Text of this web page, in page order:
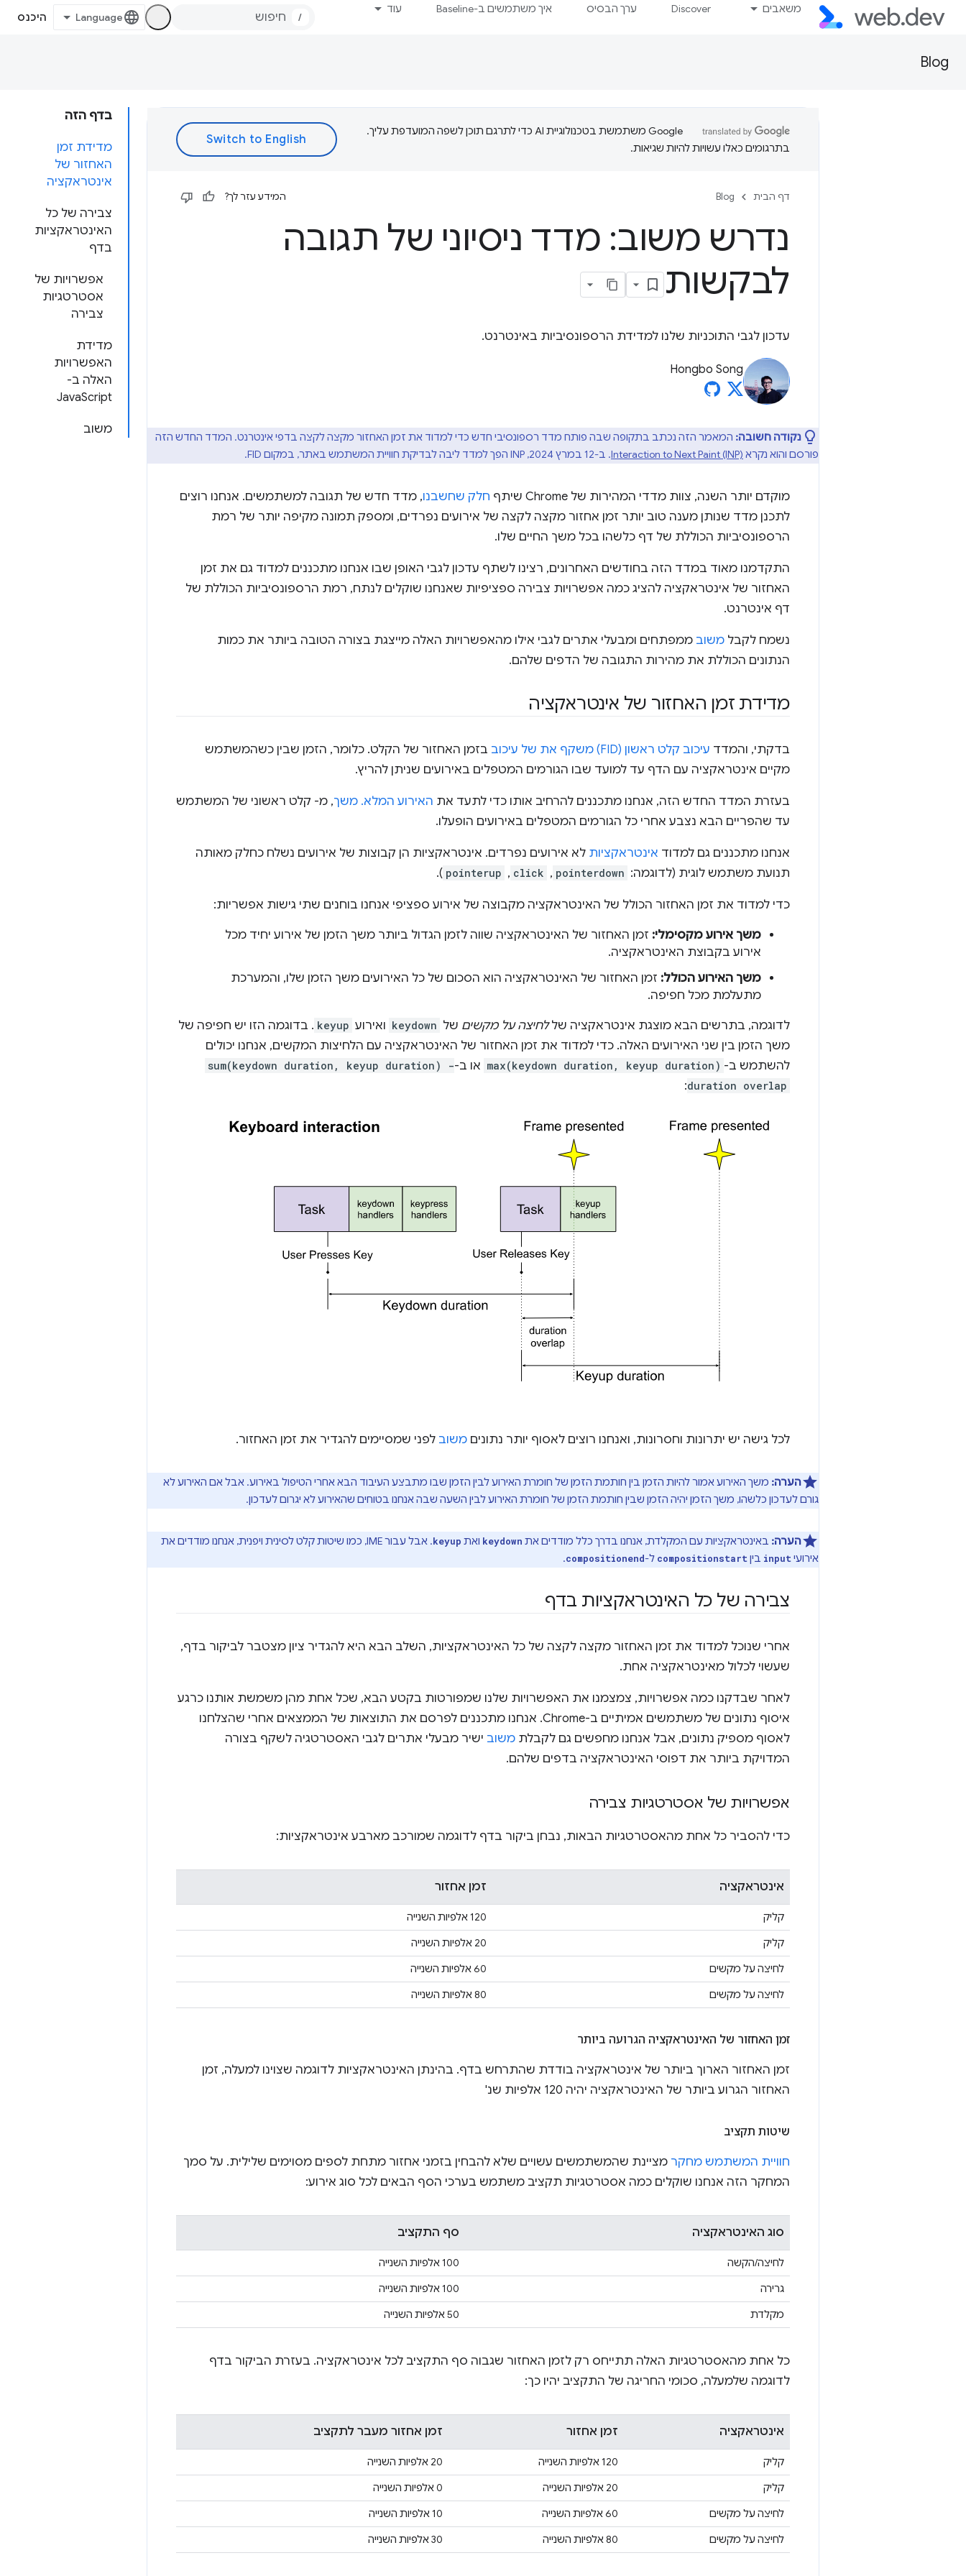
משאבים Discover ערך הבסיס איך משתמשים ב-Baseline עוד
/ היכנס
Blog
בדף הזה
מדידת זמן
האחזור של
אינטראקציה
צבירה של כל
האינטראקציות
בדף
אפשרויות של
אסטרטגיות
צבירה
מדידת
האפשרויות
האלה ב-
JavaScript
משוב
‫Google משתמשת בטכנולוגיית AI כדי לתרגם תוכן לשפה המועדפת עליך.
בתרגומים כאלו עשויות להיות שגיאות.
דף הבית Blog המידע עזר לך?
נדרש משוב: מדד ניסיוני של תגובה
לבקשות
עדכון לגבי התוכניות שלנו למדידת הרספונסיביות באינטרנט.
Hongbo Song
נקודה חשובה: המאמר הזה נכתב בתקופה שבה פותח מדד רספונסיבי חדש כדי למדוד את זמן האחזור מקצה לקצה בדפי אינטרנט. המדד החדש הזה
פורסם והוא נקרא Interaction to Next Paint (INP). ב-12 במרץ 2024, INP הפך למדד ליבה לבדיקת חוויית המשתמש באתר, במקום FID.
מוקדם יותר השנה, צוות מדדי המהירות של Chrome שיתף חלק שחשבנו, מדד חדש של תגובה למשתמשים. אנחנו רוצים
לתכנן מדד שנותן מענה טוב יותר זמן אחזור מקצה לקצה של אירועים נפרדים, ומספק תמונה מקיפה יותר של רמת
הרספונסיביות הכוללת של דף כלשהו בכל משך החיים שלו.
התקדמנו מאוד במדד הזה בחודשים האחרונים, רצינו לשתף עדכון לגבי האופן שבו אנחנו מתכננים למדוד גם את זמן
האחזור של אינטראקציה להציג כמה אפשרויות צבירה ספציפיות שאנחנו שוקלים לנתח, רמת הרספונסיביות הכוללת של
דף אינטרנט.
נשמח לקבל משוב ממפתחים ומבעלי אתרים לגבי אילו מהאפשרויות האלה מייצגת בצורה הטובה ביותר את כמות
הנתונים הכוללת את מהירות התגובה של הדפים שלהם.
מדידת זמן האחזור של אינטראקציה
בדקתי, והמדד עיכוב קלט ראשון (FID) משקף את של עיכוב
בזמן האחזור של הקלט. כלומר, הזמן שבין כשהמשתמש
מקיים אינטראקציה עם הדף עד למועד שבו הגורמים המטפלים באירועים שניתן להריץ.
בעזרת המדד החדש הזה, אנחנו מתכננים להרחיב אותו כדי לתעד את האירוע המלא. משך, מ- קלט ראשוני של המשתמש
עד שהפריים הבא נצבע אחרי כל הגורמים המטפלים באירועים הופעלו.
אנחנו מתכננים גם למדוד אינטראקציות לא אירועים נפרדים. אינטראקציות הן קבוצות של אירועים נשלח כחלק מאותה
תנועת משתמש לוגית (לדוגמה: pointerdown
,
click
,
pointerup
).
כדי למדוד את זמן האחזור הכולל של האינטראקציה מקבוצה של אירוע ספציפי אנחנו בוחנים שתי גישות אפשריות:
משך אירוע מקסימלי: זמן האחזור של האינטראקציה שווה לזמן הגדול ביותר משך הזמן של אירוע יחיד מכל
אירוע בקבוצת האינטראקציה.
משך האירוע הכולל: זמן האחזור של האינטראקציה הוא הסכום של כל האירועים משך הזמן שלו, והמערכת
מתעלמת מכל חפיפה.
לדוגמה, בתרשים הבא מוצגת אינטראקציה שללחיצה על מקשים של keydown ואירוע keyup . בדוגמה הזו יש חפיפה של
משך הזמן בין שני האירועים האלה. כדי למדוד את זמן האחזור של האינטראקציה עם הלחיצות המקשים, אנחנו יכולים
להשתמש ב- max(keydown duration, keyup duration) או ב-sum(keydown duration, keyup duration) -
duration overlap
:
לכל גישה יש יתרונות וחסרונות, ואנחנו רוצים לאסוף יותר נתונים משוב לפני שמסיימים להגדיר את זמן האחזור.
הערה: משך האירוע אמור להיות הזמן בין חותמת הזמן של חומרת האירוע לבין הזמן שבו מתבצע העיבוד הבא אחרי הטיפול באירוע. אבל אם האירוע לא
גורם לעדכון כלשהו, משך הזמן יהיה הזמן שבין חותמת הזמן של חומרת האירוע לבין השעה שבה אנחנו בטוחים שהאירוע לא יגרום לעדכון.
הערה: באינטראקציות עם המקלדת, אנחנו בדרך כלל מודדים את keydown ואת keyup
. אבל עבור IME, כמו שיטות קלט לסינית ויפנית, אנחנו מודדים את
אירועיinput ביןcompositionstart ל-compositionend
.
צבירה של כל האינטראקציות בדף
אחרי שנוכל למדוד את זמן האחזור מקצה לקצה של כל האינטראקציות, השלב הבא היא להגדיר ציון מצטבר לביקור בדף,
שעשוי לכלול מאינטראקציה אחת.
לאחר שבדקנו כמה אפשרויות, צמצמנו את האפשרויות שלנו שמפורטות בקטע הבא, שכל אחת מהן משמשת אותנו כרגע
איסוף נתונים של משתמשים אמיתיים ב-Chrome. אנחנו מתכננים לפרסם את התוצאות של הממצאים אחרי שהצלחנו
לאסוף מספיק נתונים, אבל אנחנו מחפשים גם לקבלת משוב ישיר מבעלי אתרים לגבי האסטרטגיה לשקף בצורה
המדויקת ביותר את דפוסי האינטראקציה בדפים שלהם.
אפשרויות של אסטרטגיות צבירה
כדי להסביר כל אחת מהאסטרטגיות הבאות, נבחן ביקור בדף לדוגמה שמורכב מארבע אינטראקציות:
אינטראקציה זמן אחזור
קליק
120 אלפיות השנייה
קליק
20 אלפיות השנייה
לחיצה על מקשים
60 אלפיות השנייה
לחיצה על מקשים
80 אלפיות השנייה
זמן האחזור של האינטראקציה הגרועה ביותר
זמן האחזור הארוך ביותר של אינטראקציה בודדת שהתרחש בדף. בהינתן האינטראקציות לדוגמה שצוינו למעלה, זמן
האחזור הגרוע ביותר של האינטראקציה יהיה 120 אלפיות שנ'
שיטות תקציב
חוויית המשתמש מחקר מציינת שהמשתמשים עשויים שלא להבחין בזמני אחזור מתחת לספים מסוימים שלילית. על סמך
המחקר הזה אנחנו שוקלים כמה אסטרטגיות תקציב משתמש בערכי הסף הבאים לכל סוג אירוע:
סוג האינטראקציה סף התקציב
לחיצה/הקשה
100 אלפיות השנייה
גרירה
100 אלפיות השנייה
מקלדת
50 אלפיות השנייה
כל אחת מהאסטרטגיות האלה תתייחס רק לזמן האחזור שגבוה סף התקציב לכל אינטראקציה. בעזרת הביקור בדף
לדוגמה שלמעלה, סכומי החריגה של התקציב יהיו כך:
אינטראקציה זמן אחזור זמן אחזור מעבר לתקציב
קליק 120 אלפיות השנייה
20 אלפיות השנייה
קליק
20 אלפיות השנייה
0 אלפיות השנייה
לחיצה על מקשים
60 אלפיות השנייה
10 אלפיות השנייה
לחיצה על מקשים
80 אלפיות השנייה 30 אלפיות השנייה